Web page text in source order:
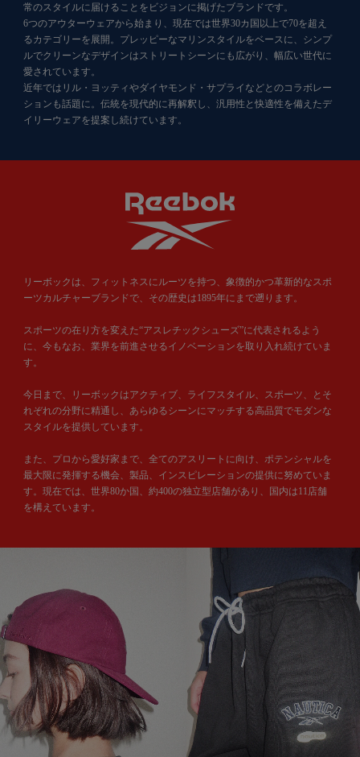
常のスタイルに届けることをビジョンに掲げたブランドです。
6つのアウターウェアから始まり、現在では世界30カ国以上で70を超え
るカテゴリーを展開。プレッピーなマリンスタイルをベースに、シンプ
ルでクリーンなデザインはストリートシーンにも広がり、幅広い世代に
愛されています。
近年ではリル・ヨッティやダイヤモンド・サプライなどとのコラボレー
ションも話題に。伝統を現代的に再解釈し、汎用性と快適性を備えたデ
イリーウェアを提案し続けています。
リーボックは、フィットネスにルーツを持つ、象徴的かつ革新的なスポ
ーツカルチャーブランドで、その歴史は1895年にまで遡ります。
スポーツの在り方を変えた“アスレチックシューズ”に代表されるよう
に、今もなお、業界を前進させるイノベーションを取り入れ続けていま
す。
今日まで、リーボックはアクティブ、ライフスタイル、スポーツ、とそ
れぞれの分野に精通し、あらゆるシーンにマッチする高品質でモダンな
スタイルを提供しています。
また、プロから愛好家まで、全てのアスリートに向け、ポテンシャルを
最大限に発揮する機会、製品、インスピレーションの提供に努めていま
す。現在では、世界80か国、約400の独立型店舗があり、国内は11店舗
を構えています。